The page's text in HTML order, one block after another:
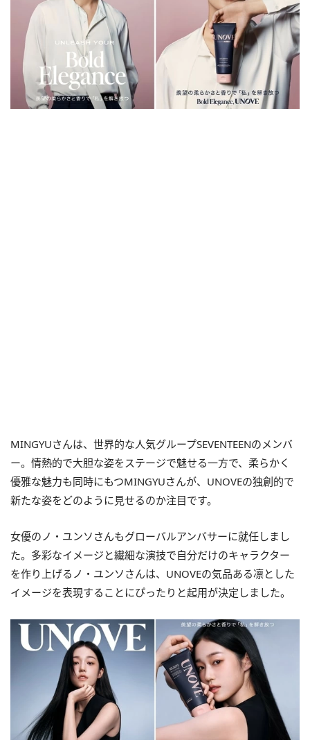
MINGYUさんは、世界的な人気グループSEVENTEENのメンバ
ー。情熱的で大胆な姿をステージで魅せる一方で、柔らかく
優雅な魅力も同時にもつMINGYUさんが、UNOVEの独創的で
新たな姿をどのように見せるのか注目です。
女優のノ・ユンソさんもグローバルアンバサーに就任しまし
た。多彩なイメージと繊細な演技で自分だけのキャラクター
を作り上げるノ・ユンソさんは、UNOVEの気品ある凛とした
イメージを表現することにぴったりと起用が決定しました。